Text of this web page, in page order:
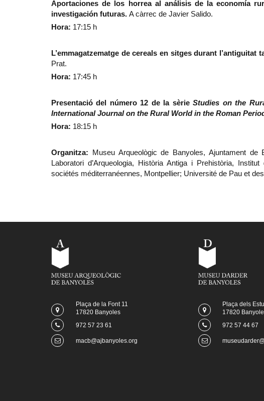
Aportaciones de los horrea al análisis de la economía
investigación futuras. A càrrec de Javier Salido.
Hora: 17:15 h
L’emmagatzematge de cereals en sitges durant
Prat.
Hora: 17:45 h
Presentació del número 12 de la sèrieStudies on the
International Journal on the Rural World in the Roman
Hora: 18:15 h
Organitza: Museu Arqueològic de Banyoles, Ajuntament
Laboratori d’Arqueologia, Història Antiga i Prehistòria,
sociétés méditerranéennes, Montpellier; Université de Pau et
Plaça de la Font 11
17820 Banyoles
972 57 23 61
macb@ajbanyoles.org
Plaça dels
17820
972 57 44 67